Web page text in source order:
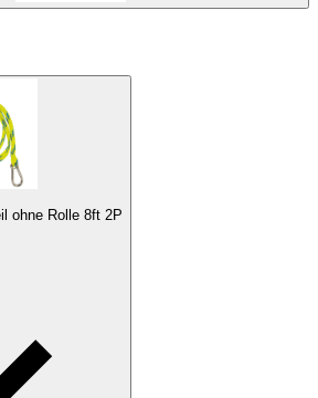
ohne Rolle 8ft 2P